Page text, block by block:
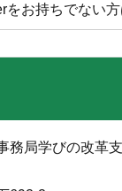
をお持ちでない
務局学びの改革